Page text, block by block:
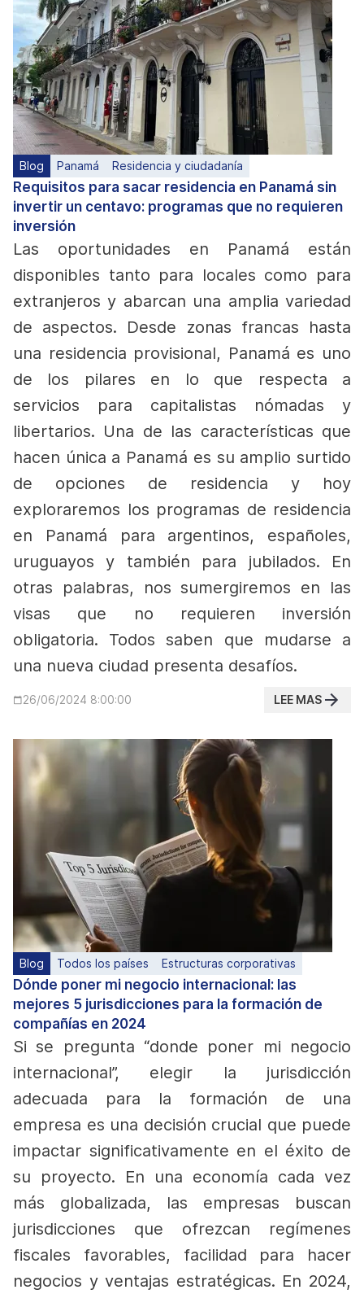
Blog Panamá Residencia y ciudadanía
Requisitos para sacar residencia en Panamá sin
invertir un centavo: programas que no requieren
inversión
Las oportunidades en Panamá están
disponibles tanto para locales como para
extranjeros y abarcan una amplia variedad
de aspectos. Desde zonas francas hasta
una residencia provisional, Panamá es uno
de los pilares en lo que respecta a
servicios para capitalistas nómadas y
libertarios. Una de las características que
hacen única a Panamá es su amplio surtido
de opciones de residencia y hoy
exploraremos los programas de residencia
en Panamá para argentinos, españoles,
uruguayos y también para jubilados. En
otras palabras, nos sumergiremos en las
visas que no requieren inversión
obligatoria. Todos saben que mudarse a
una nueva ciudad presenta desafíos.
26/06/2024 8:00:00 LEE MAS
Blog Todos los países Estructuras corporativas
Dónde poner mi negocio internacional: las
mejores 5 jurisdicciones para la formación de
compañías en 2024
Si se pregunta “donde poner mi negocio
internacional”, elegir la jurisdicción
adecuada para la formación de una
empresa es una decisión crucial que puede
impactar significativamente en el éxito de
su proyecto. En una economía cada vez
más globalizada, las empresas buscan
jurisdicciones que ofrezcan regímenes
fiscales favorables, facilidad para hacer
negocios y ventajas estratégicas. En 2024,